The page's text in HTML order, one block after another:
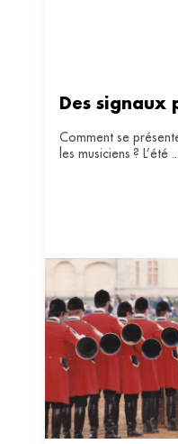
Des signaux
Comment se
les musiciens ? L’été ...